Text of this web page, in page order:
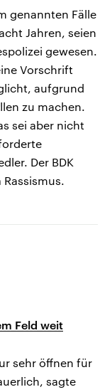
genannten Fälle
Jahren, seien
gewesen.
Vorschrift
aufgrund
zu machen.
sei aber nicht
Der BDK
Feld weit
sehr öffnen für
sagte